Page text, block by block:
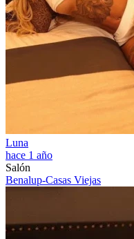
Luna
hace 1 año
Salón
Benalup-Casas Viejas